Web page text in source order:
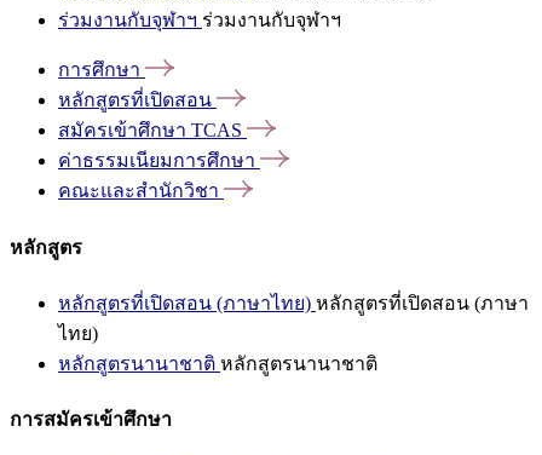
ร่วมงานกับจุฬาฯ ร่วมงานกับจุฬาฯ
การศึกษา
หลักสูตรที่เปิดสอน
สมัครเข้าศึกษา TCAS
ค่าธรรมเนียมการศึกษา
คณะและสำนักวิชา
หลักสูตร
หลักสูตรที่เปิดสอน (ภาษาไทย) หลักสูตรที่เปิดสอน (ภาษา
ไทย)
หลักสูตรนานาชาติ หลักสูตรนานาชาติ
การสมัครเข้าศึกษา